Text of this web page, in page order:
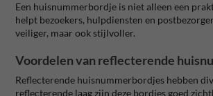
Een huisnummerbordje is niet alleen een
helpt bezoekers, hulpdiensten en
veiliger, maar ook stijlvoller.
Voordelen van reflecterende
Reflecterende huisnummerbordjes hebben
reflecterende laag zijn deze bordjes goed